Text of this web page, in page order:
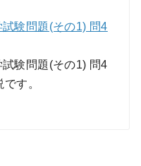
験問題(その1) 問4
験問題(その1) 問4
す。